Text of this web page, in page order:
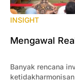
INSIGHT
Mengawal
Banyak rencana